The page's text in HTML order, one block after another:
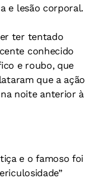
e lesão corporal.
ter tentado
conhecido
e roubo, que
que a ação
noite anterior à
e o famoso foi